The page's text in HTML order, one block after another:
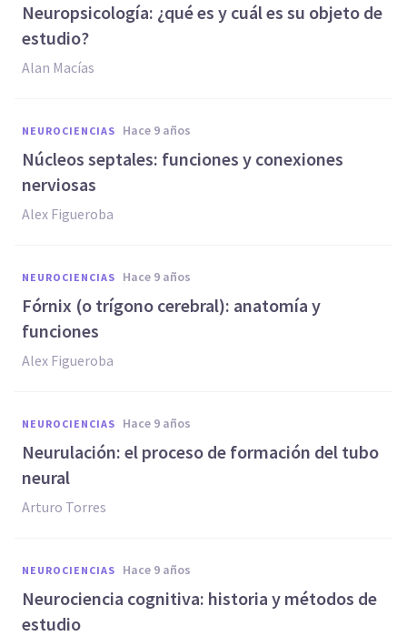
Neuropsicología: ¿qué es y cuál es su objeto de
estudio?
Alan Macías
NEUROCIENCIAS hace 9 años
Núcleos septales: funciones y conexiones
nerviosas
Alex Figueroba
NEUROCIENCIAS hace 9 años
Fórnix (o trígono cerebral): anatomía y
funciones
Alex Figueroba
NEUROCIENCIAS hace 9 años
Neurulación: el proceso de formación del tubo
neural
Arturo Torres
NEUROCIENCIAS hace 9 años
Neurociencia cognitiva: historia y métodos de
estudio